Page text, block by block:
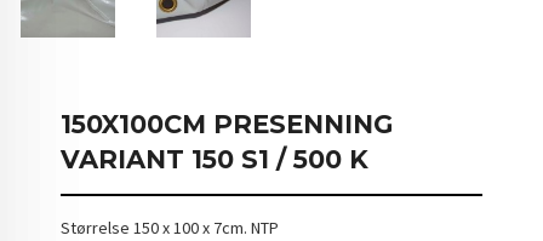
150X100CM PRESENNING
VARIANT 150 S1 / 500 K
Størrelse 150 x 100 x 7cm. NTP